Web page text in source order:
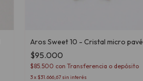
Aros Sweet 10 - Cristal micro pavé
$95.000
$85.500 con Transferencia o depósito
3x $31.666,67 sin interés